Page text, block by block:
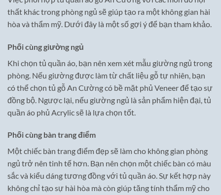
thất khác trong phòng ngủ sẽ giúp tạo ra một không gian hài
hòa và thẩm mỹ. Dưới đây là một số gợi ý để bạn tham khảo.
Phối cùng giường ngủ
Khi chọn tủ quần áo, bạn nên xem xét mẫu giường ngủ trong
phòng. Nếu giường được làm từ chất liệu gỗ tự nhiên, bạn
có thể chọn tủ gỗ An Cường có bề mặt phủ Veneer để tạo sự
đồng bộ. Ngược lại, nếu giường ngủ là sản phẩm hiện đại, tủ
quần áo phủ Acrylic sẽ là lựa chọn tốt.
Phối cùng bàn trang điểm
Một chiếc bàn trang điểm đẹp sẽ làm cho không gian phòng
ngủ trở nên tinh tế hơn. Bạn nên chọn một chiếc bàn có màu
sắc và kiểu dáng tương đồng với tủ quần áo. Sự kết hợp này
không chỉ tạo sự hài hòa mà còn giúp tăng tính thẩm mỹ cho